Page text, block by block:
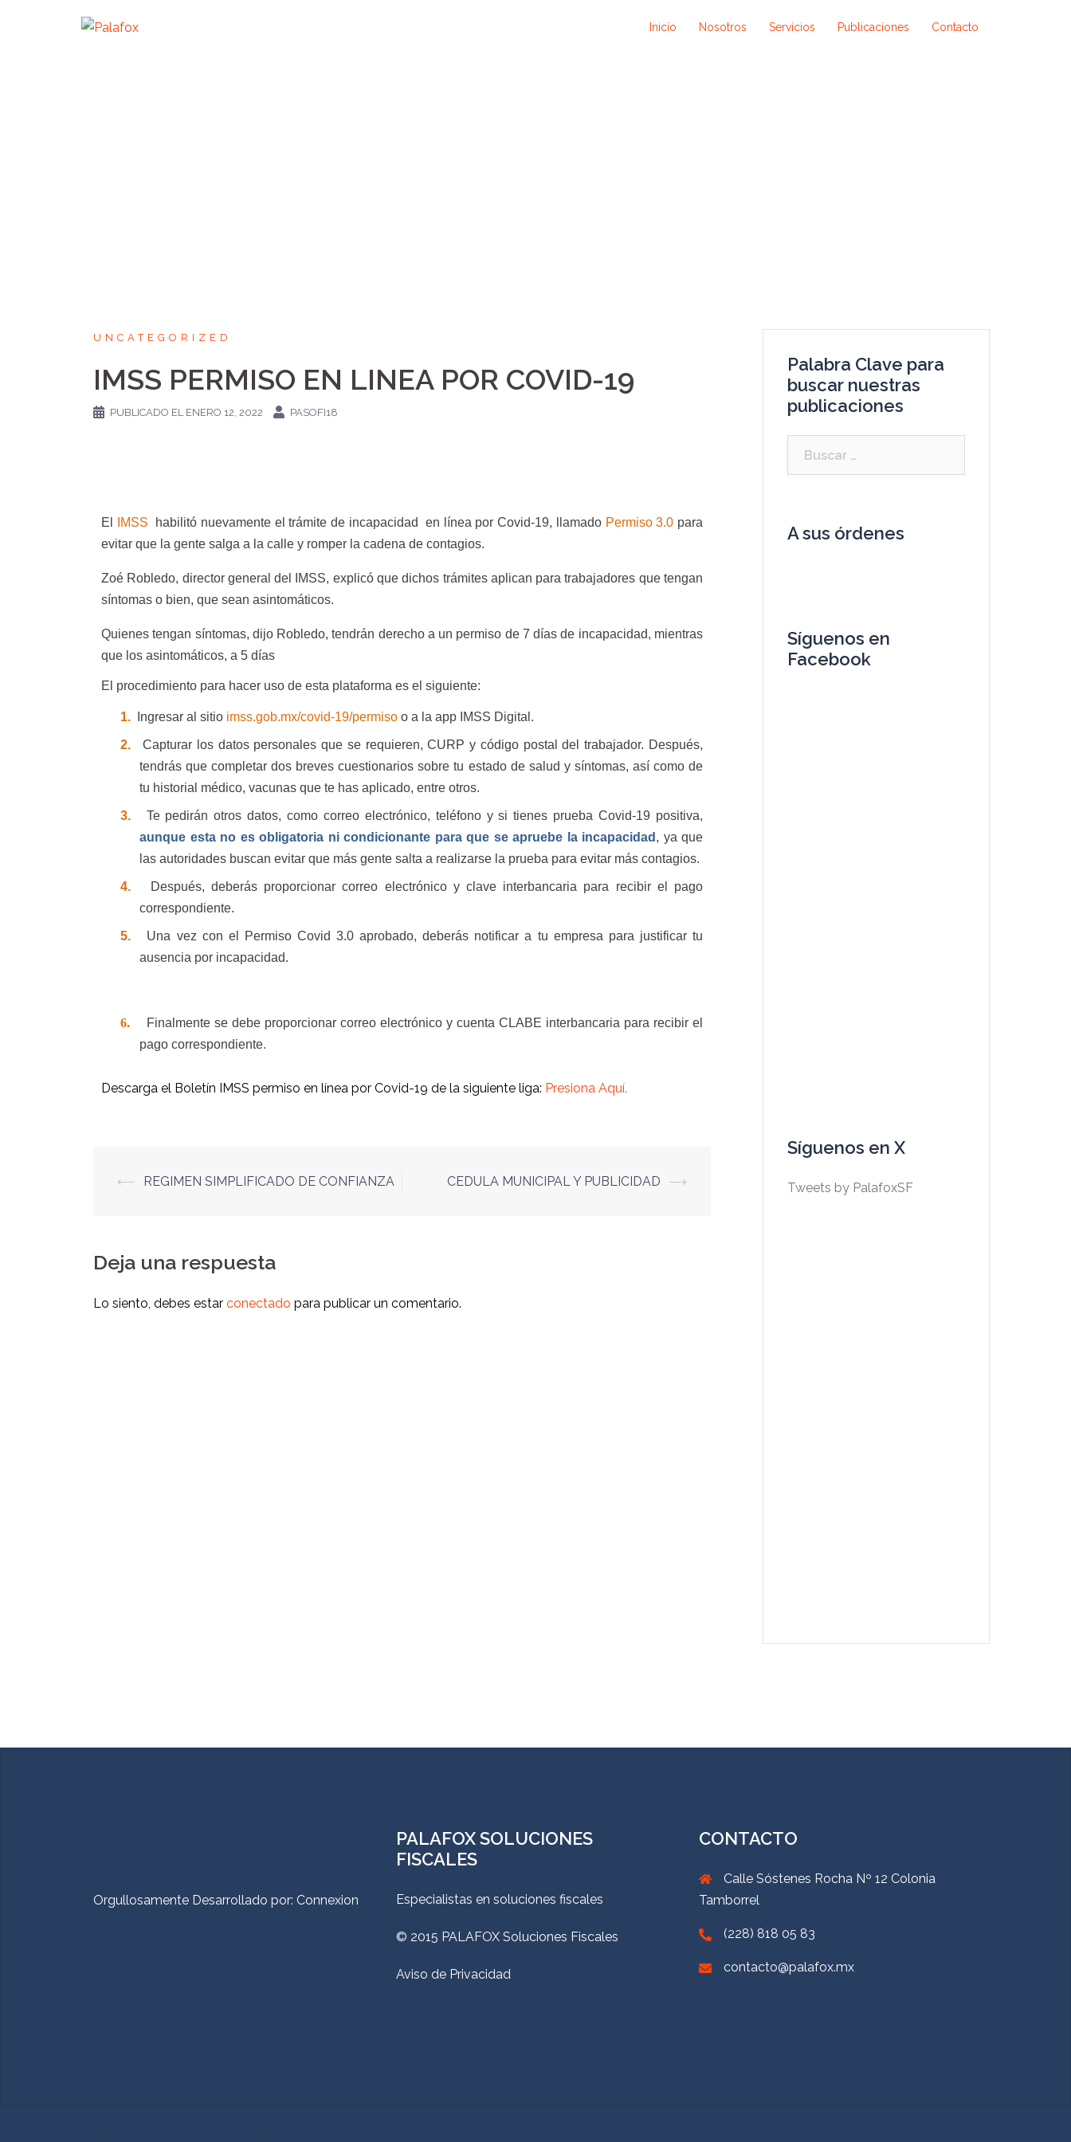
Inicio Nosotros Servicios Publicaciones Contacto
UNCATEGORIZED
IMSS PERMISO EN LINEA POR COVID-19
PUBLICADO EL ENERO 12, 2022 PASOFI18
El IMSS habilitó nuevamente el trámite de incapacidad en línea por Covid-19, llamado Permiso 3.0 para
evitar que la gente salga a la calle y romper la cadena de contagios.
Zoé Robledo, director general del IMSS, explicó que dichos trámites aplican para trabajadores que tengan
síntomas o bien, que sean asintomáticos.
Quienes tengan síntomas, dijo Robledo, tendrán derecho a un permiso de 7 días de incapacidad, mientras
que los asintomáticos, a 5 días
El procedimiento para hacer uso de esta plataforma es el siguiente:
1. Ingresar al sitio imss.gob.mx/covid-19/permiso o a la app IMSS Digital.
2.
Capturar los datos personales que se requieren, CURP y código postal del trabajador. Después,
tendrás que completar dos breves cuestionarios sobre tu estado de salud y síntomas, así como de
tu historial médico, vacunas que te has aplicado, entre otros.
3.
Te pedirán otros datos, como correo electrónico, teléfono y si tienes prueba Covid-19 positiva,
aunque esta no es obligatoria ni condicionante para que se apruebe la incapacidad , ya que
las autoridades buscan evitar que más gente salta a realizarse la prueba para evitar más contagios.
4.
Después, deberás proporcionar correo electrónico y clave interbancaria para recibir el pago
correspondiente.
5.
Una vez con el Permiso Covid 3.0 aprobado, deberás notificar a tu empresa para justificar tu
ausencia por incapacidad.
6.
Finalmente se debe proporcionar correo electrónico y cuenta CLABE interbancaria para recibir el
pago correspondiente.
Descarga el Boletín IMSS permiso en línea por Covid-19 de la siguiente liga: Presiona Aquí.
⟵ REGIMEN SIMPLIFICADO DE CONFIANZA CEDULA MUNICIPAL Y PUBLICIDAD ⟶
Deja una respuesta
Lo siento, debes estar conectado para publicar un comentario.
Palabra Clave para
buscar nuestras
publicaciones
A sus órdenes
Síguenos en
Facebook
Síguenos en X
Tweets by PalafoxSF
Orgullosamente Desarrollado por: Connexion
PALAFOX SOLUCIONES
FISCALES
Especialistas en soluciones fiscales
© 2015 PALAFOX Soluciones Fiscales
Aviso de Privacidad
CONTACTO
Calle Sóstenes Rocha Nº 12 Colonia
Tamborrel
(228) 818 05 83
contacto@palafox.mx